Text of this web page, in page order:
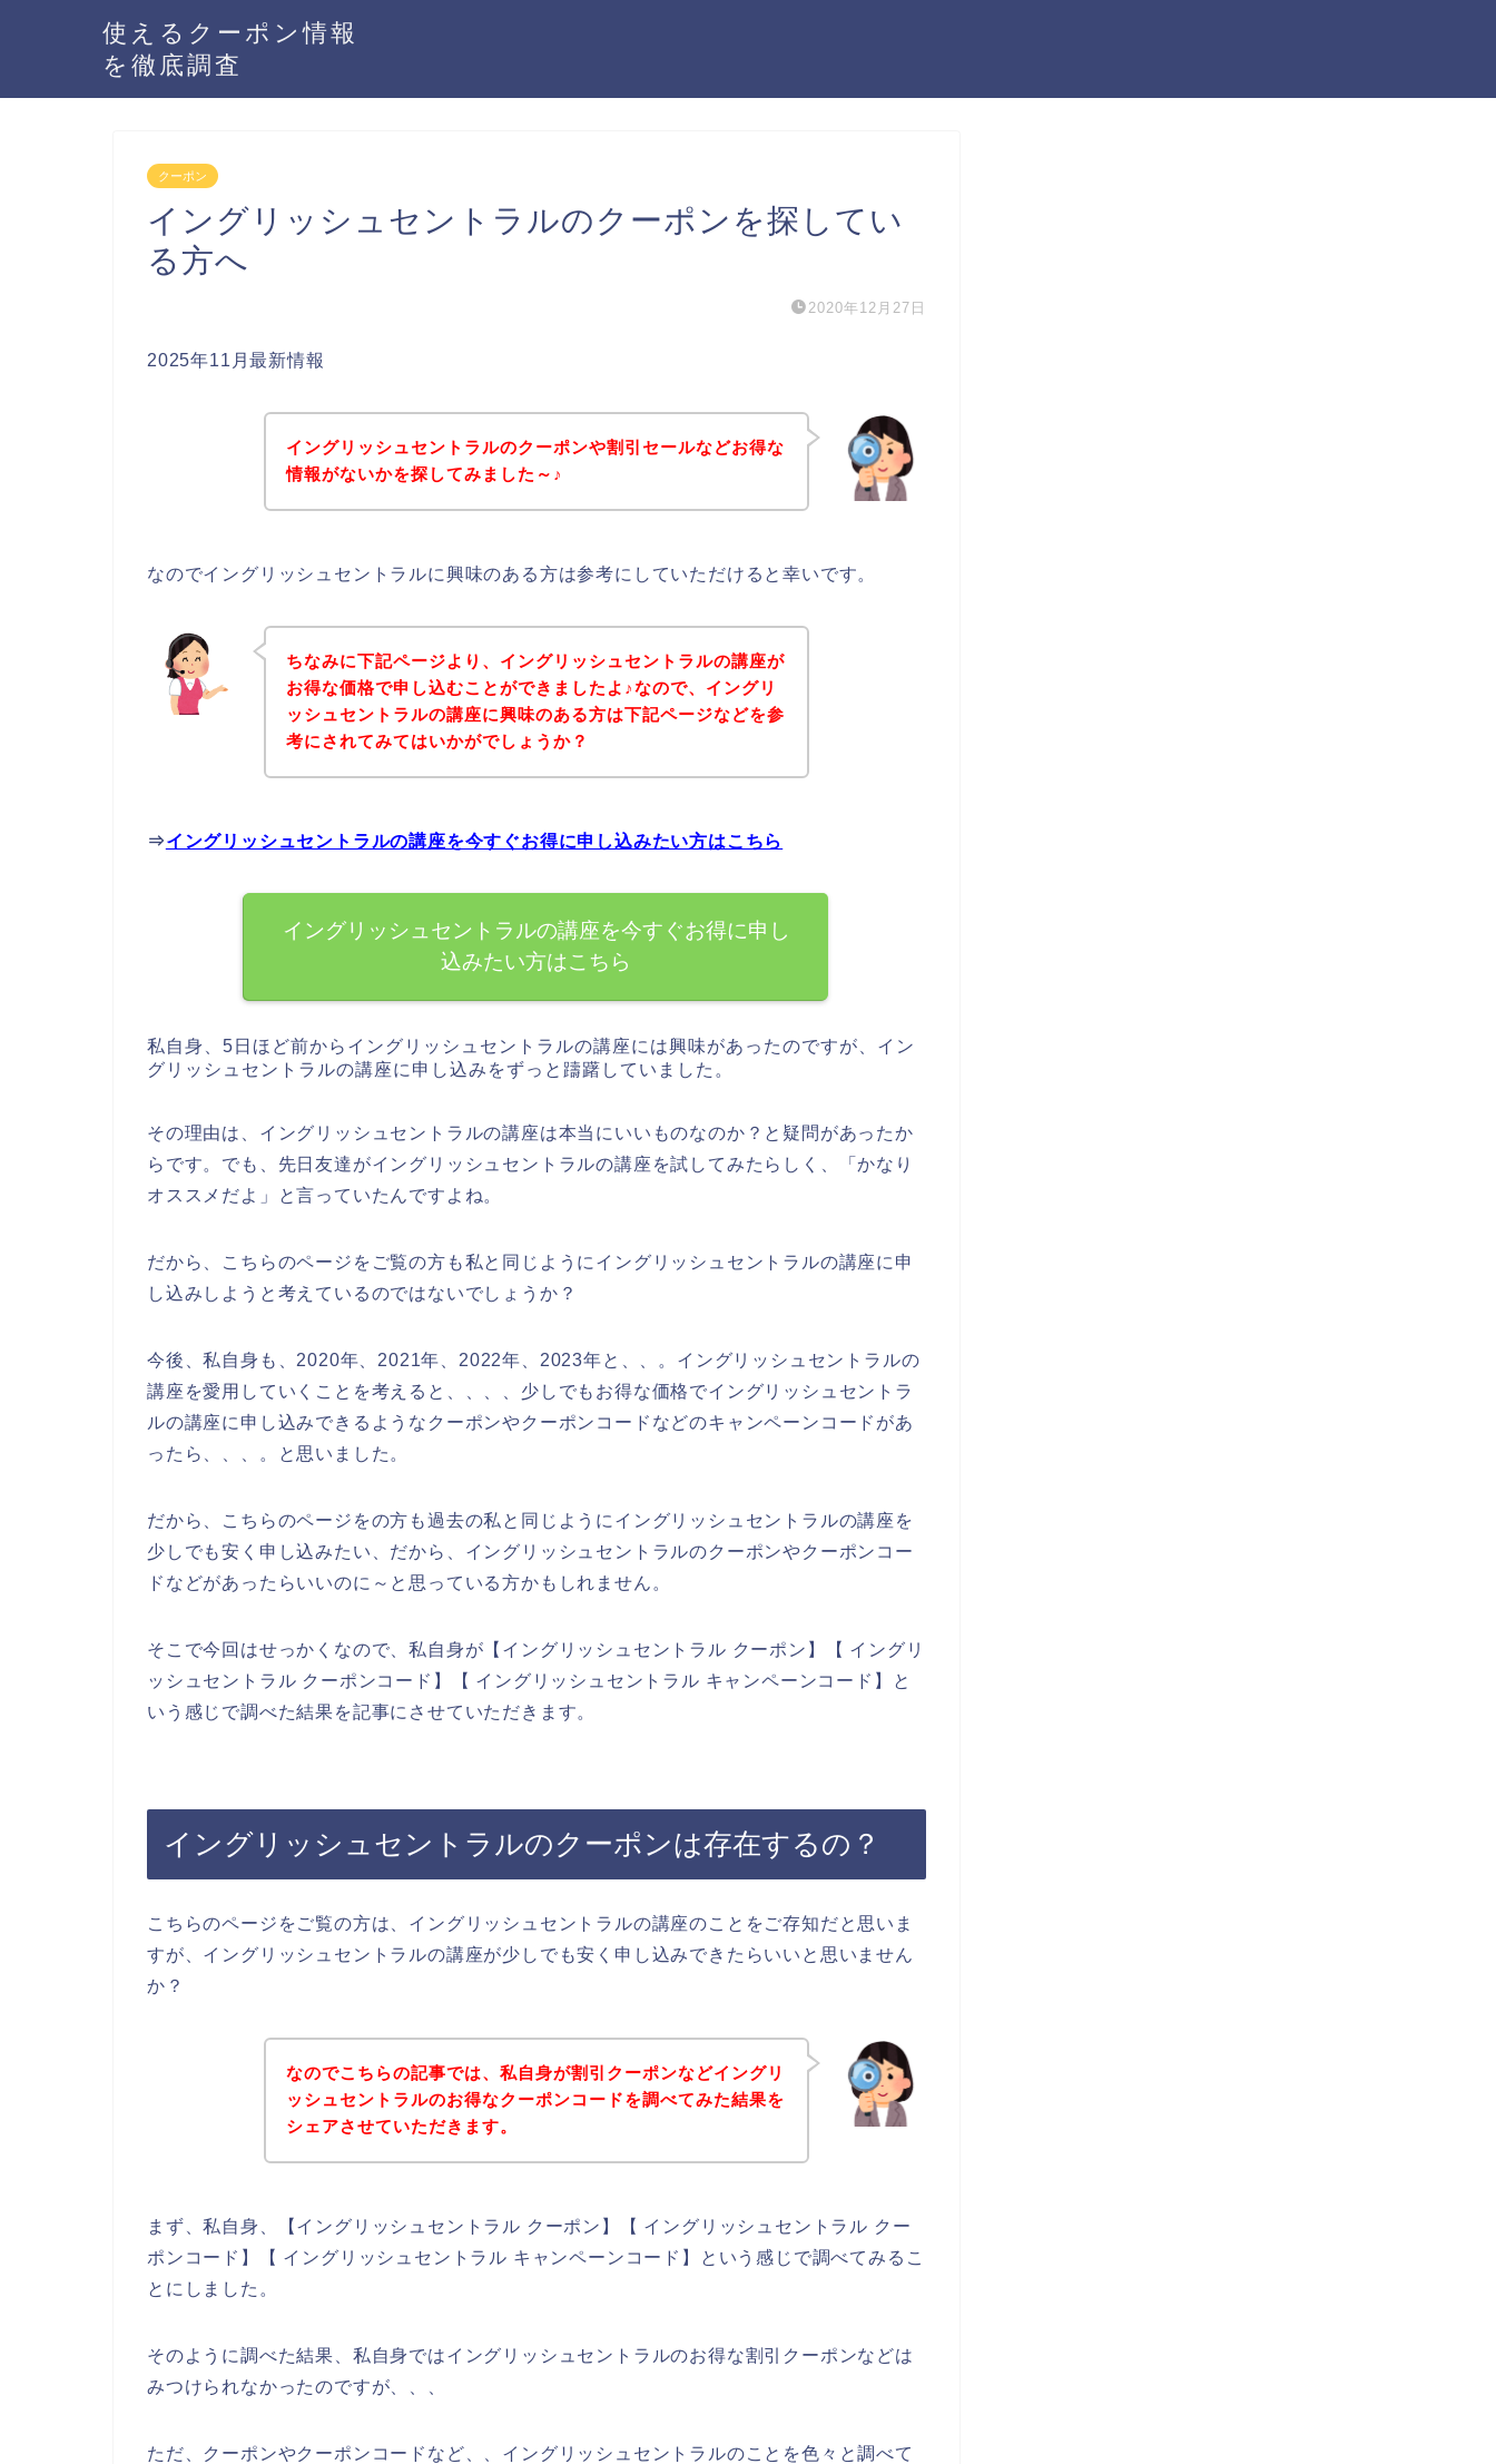
使えるクーポン情報
を徹底調査
クーポン
イングリッシュセントラルのクーポンを探してい
る方へ
2020年12月27日
2025年11月最新情報
イングリッシュセントラルのクーポンや割引セールなどお得な
情報がないかを探してみました～♪
なのでイングリッシュセントラルに興味のある方は参考にしていただけると幸いです。
ちなみに下記ページより、イングリッシュセントラルの講座が
お得な価格で申し込むことができましたよ♪なので、イングリ
ッシュセントラルの講座に興味のある方は下記ページなどを参
考にされてみてはいかがでしょうか？
⇒イングリッシュセントラルの講座を今すぐお得に申し込みたい方はこちら
イングリッシュセントラルの講座を今すぐお得に申し
込みたい方はこちら
私自身、5日ほど前からイングリッシュセントラルの講座には興味があったのですが、イン
グリッシュセントラルの講座に申し込みをずっと躊躇していました。
その理由は、イングリッシュセントラルの講座は本当にいいものなのか？と疑問があったか
らです。でも、先日友達がイングリッシュセントラルの講座を試してみたらしく、「かなり
オススメだよ」と言っていたんですよね。
だから、こちらのページをご覧の方も私と同じようにイングリッシュセントラルの講座に申
し込みしようと考えているのではないでしょうか？
今後、私自身も、2020年、2021年、2022年、2023年と、、。イングリッシュセントラルの
講座を愛用していくことを考えると、、、、少しでもお得な価格でイングリッシュセントラ
ルの講座に申し込みできるようなクーポンやクーポンコードなどのキャンペーンコードがあ
ったら、、、。と思いました。
だから、こちらのページをの方も過去の私と同じようにイングリッシュセントラルの講座を
少しでも安く申し込みたい、だから、イングリッシュセントラルのクーポンやクーポンコー
ドなどがあったらいいのに～と思っている方かもしれません。
そこで今回はせっかくなので、私自身が【イングリッシュセントラル クーポン】【 イングリ
ッシュセントラル クーポンコード】【 イングリッシュセントラル キャンペーンコード】と
いう感じで調べた結果を記事にさせていただきます。
イングリッシュセントラルのクーポンは存在するの？
こちらのページをご覧の方は、イングリッシュセントラルの講座のことをご存知だと思いま
すが、イングリッシュセントラルの講座が少しでも安く申し込みできたらいいと思いません
か？
なのでこちらの記事では、私自身が割引クーポンなどイングリ
ッシュセントラルのお得なクーポンコードを調べてみた結果を
シェアさせていただきます。
まず、私自身、【イングリッシュセントラル クーポン】【 イングリッシュセントラル クー
ポンコード】【 イングリッシュセントラル キャンペーンコード】という感じで調べてみるこ
とにしました。
そのように調べた結果、私自身ではイングリッシュセントラルのお得な割引クーポンなどは
みつけられなかったのですが、、、
ただ、クーポンやクーポンコードなど、、イングリッシュセントラルのことを色々と調べて